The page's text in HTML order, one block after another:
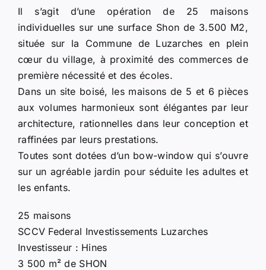
Il s’agit d’une opération de 25 maisons
individuelles sur une surface Shon de 3.500 M2,
située sur la Commune de Luzarches en plein
cœur du village, à proximité des commerces de
première nécessité et des écoles.
Dans un site boisé, les maisons de 5 et 6 pièces
aux volumes harmonieux sont élégantes par leur
architecture, rationnelles dans leur conception et
raffinées par leurs prestations.
Toutes sont dotées d’un bow-window qui s’ouvre
sur un agréable jardin pour séduite les adultes et
les enfants.
25 maisons
SCCV Federal Investissements Luzarches
Investisseur : Hines
3 500 m² de SHON